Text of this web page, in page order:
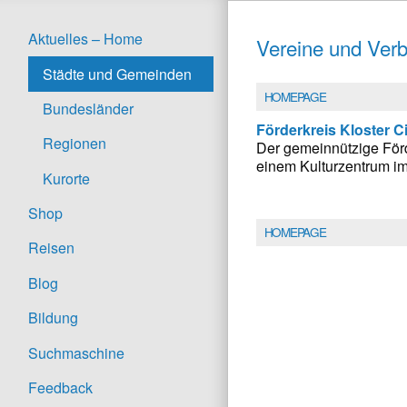
Aktuelles – Home
Städte und Gemeinden
Bundesländer
Regionen
Kurorte
Shop
Reisen
Blog
Bildung
Suchmaschine
Feedback
Vereine und
HOMEPAGE
Förderkreis Kloster
Der gemeinnützige
einem Kulturzentrum
HOMEPAGE